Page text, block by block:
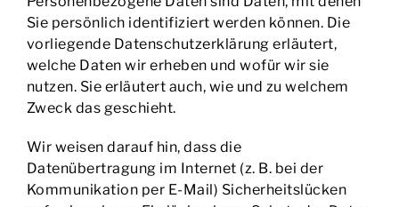
Sie persönlich identifiziert werden können. Die
vorliegende Datenschutzerklärung erläutert,
welche Daten wir erheben und wofür wir sie
nutzen. Sie erläutert auch, wie und zu welchem
Zweck das geschieht.
Wir weisen darauf hin, dass die
Datenübertragung im Internet (z. B. bei der
Kommunikation per E-Mail) Sicherheitslücken